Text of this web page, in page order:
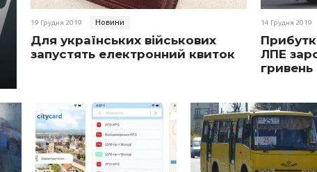
19 Грудня 2019 Новини
Для українських військових
запустять електронний квиток
14 Грудня 2019
ЛПЕ
гривень